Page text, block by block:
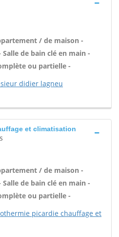
/ de maison -
de bain clé en main -
ou partielle -
didier lagneu
et climatisation
/ de maison -
de bain clé en main -
ou partielle -
picardie chauffage et